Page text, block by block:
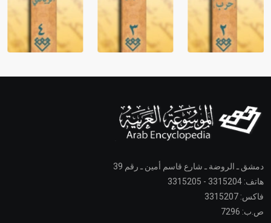
دمشق ـ الروضة ـ شارع قاسم أمين ـ رقم 39
هاتف: 3315204 - 3315205
فاكس: 3315207
ص.ب: 7296